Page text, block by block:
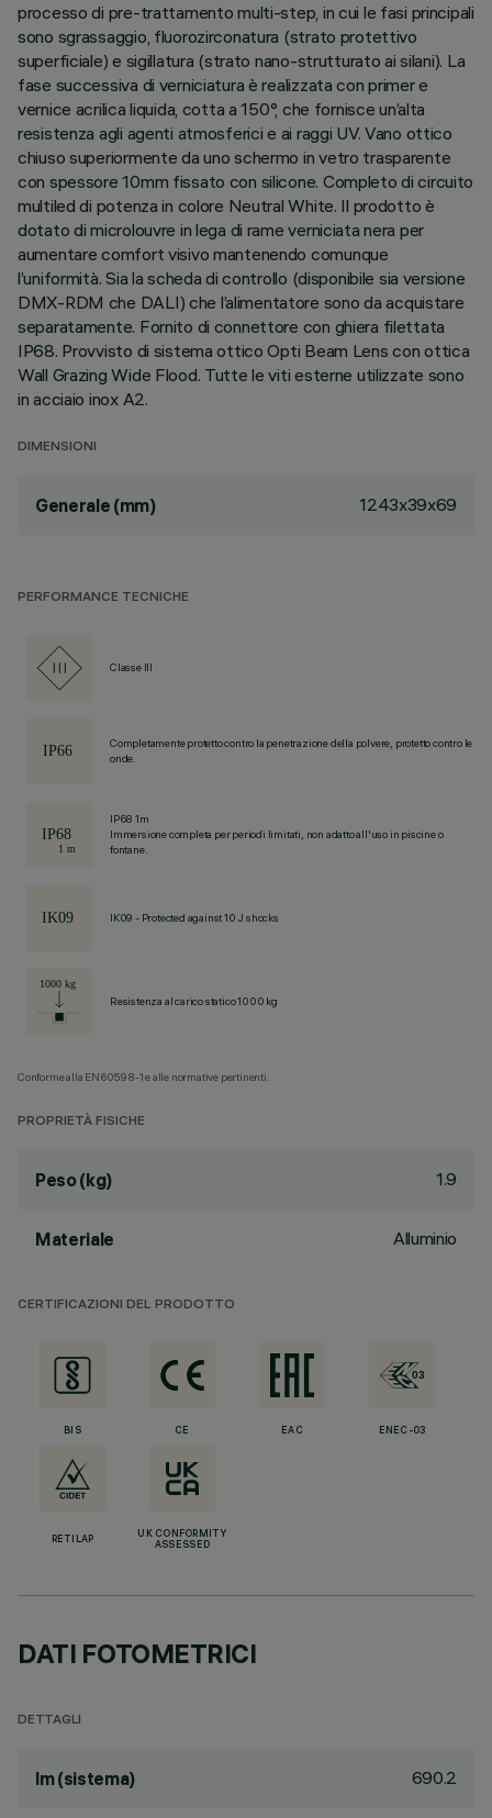
processo di pre-trattamento multi-step, in cui le fasi principali
sono sgrassaggio, fluorozirconatura (strato protettivo
superficiale) e sigillatura (strato nano-strutturato ai silani). La
fase successiva di verniciatura è realizzata con primer e
vernice acrilica liquida, cotta a 150°, che fornisce un’alta
resistenza agli agenti atmosferici e ai raggi UV. Vano ottico
chiuso superiormente da uno schermo in vetro trasparente
con spessore 10mm fissato con silicone. Completo di circuito
multiled di potenza in colore Neutral White. Il prodotto è
dotato di microlouvre in lega di rame verniciata nera per
aumentare comfort visivo mantenendo comunque
l’uniformità. Sia la scheda di controllo (disponibile sia versione
DMX-RDM che DALI) che l’alimentatore sono da acquistare
separatamente. Fornito di connettore con ghiera filettata
IP68. Provvisto di sistema ottico Opti Beam Lens con ottica
Wall Grazing Wide Flood. Tutte le viti esterne utilizzate sono
in acciaio inox A2.
DIMENSIONI
Generale (mm) 1243x39x69
PERFORMANCE TECNICHE
Classe III
Completamente protetto contro la penetrazione della polvere, protetto contro le
onde.
IP68 1m
Immersione completa per periodi limitati, non adatto all'uso in piscine o
fontane.
IK09 - Protected against 10 J shocks
Resistenza al carico statico 1000 kg
Conforme alla EN60598-1 e alle normative pertinenti.
PROPRIETÀ FISICHE
Peso (kg) 1.9
Materiale Alluminio
CERTIFICAZIONI DEL PRODOTTO
BIS CE EAC ENEC-03
RETILAP
UK CONFORMITY
ASSESSED
DATI FOTOMETRICI
DETTAGLI
lm (sistema) 690.2